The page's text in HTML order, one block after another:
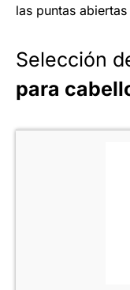
las puntas
Selección
para